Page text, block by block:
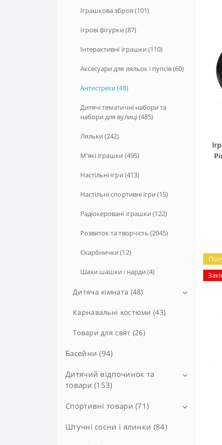
Сатин Єгипетська бавовна (16)
Іграшкова зброя (101)
Ігрові фігурки (87)
Інтерактивні іграшки (110)
Аксесуари для ляльок і пупсів (60)
Антистреси (48)
Дитячі тематичні набори та
набори для вулиці (485)
Ляльки (242)
М'які іграшки (495)
Настільні ігри (413)
Настільні спортивні ігри (15)
Радіокеровані іграшки (122)
Розвиток та творчість (2045)
Скарбнички (12)
Шахи шашки і нарди (4)
Дитяча кімната (48)
Дитячі стільці та крісла-дивани
Дитячі столики (9)
Карнавальні костюми (43)
Товари для свят (26)
Басейни (94)
Дитячий відпочинок та
товари (153)
Іграшки для пляжу (94)
Дитячі ігрові комплекси (31)
Спортивні товари (71)
Аксесуари для ігрового спорту
Штучні сосни і ялинки (84)